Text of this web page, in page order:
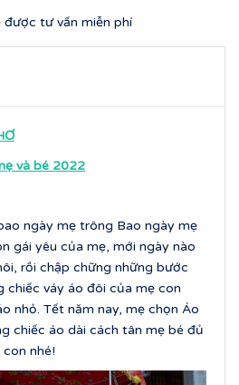
được tư vấn miễn phí
và bé 2022
ngày mẹ trông Bao ngày mẹ
gái yêu của mẹ, mới ngày nào
rồi chập chững những bước
chiếc váy áo đôi của mẹ con
nhỏ. Tết năm nay, mẹ chọn Áo
chiếc áo dài cách tân mẹ bé đủ
nhé!